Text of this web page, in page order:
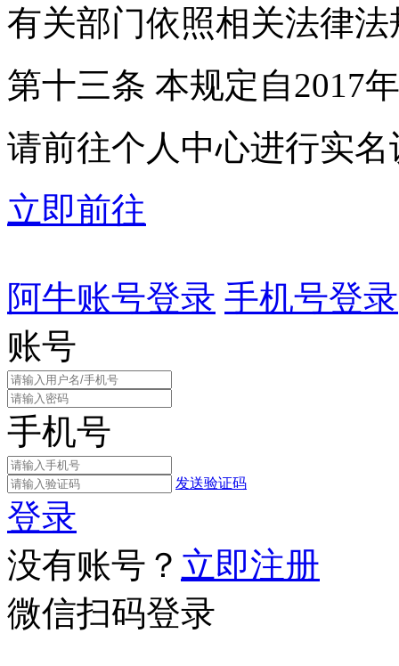
有关部门依照相关法律
第十三条 本规定自2017
请前往个人中心进行实名
立即前往
阿牛账号登录 手机号登录
账号
手机号
发送验证码
登录
没有账号？ 立即注册
微信扫码登录